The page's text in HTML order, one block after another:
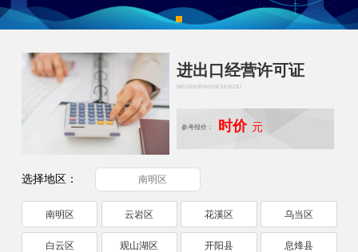
进出口经营许可证
MEISHUPINJINCHUKOU
选择地区： 南明区
南明区 云岩区 花溪区 乌当区
白云区 观山湖区 开阳县 息烽县
参考报价： 时价 元